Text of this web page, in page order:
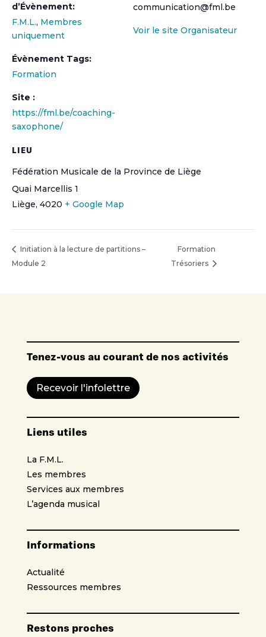
d’Évènement:
F.M.L., Membres
uniquement
Évènement Tags:
Formation
Site :
https://fml.be/coaching-
saxophone/
LIEU
Fédération Musicale de la Province de Liège
Quai Marcellis 1
Liège, 4020 + Google Map
communication@fml.be
Voir le site Organisateur
Initiation à la lecture de partitions –
Module 2
Formation
Trésoriers
Tenez-vous au courant de nos activités
Recevoir l'infolettre
Liens utiles
La F.M.L.
Les membres
Services aux membres
L’agenda musical
Informations
Actualité
Ressources membres
Restons proches